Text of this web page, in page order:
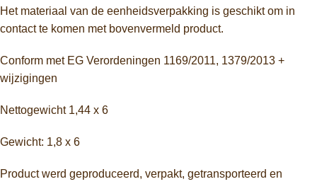
Het materiaal van de eenheidsverpakking is geschikt om in
contact te komen met bovenvermeld product.
Conform met EG Verordeningen 1169/2011, 1379/2013 +
wijzigingen
Nettogewicht 1,44 x 6
Gewicht: 1,8 x 6
Product werd geproduceerd, verpakt, getransporteerd en